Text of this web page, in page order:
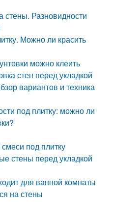
стены. Разновидности
Можно ли красить
можно клеить
стен перед укладкой
вариантов и техника
под плитку: можно ли
под плитку
стены перед укладкой
для ванной комнаты
на стены